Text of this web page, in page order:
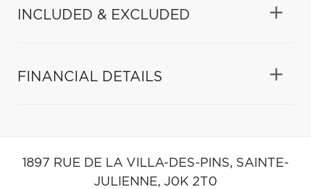
INCLUDED & EXCLUDED
FINANCIAL DETAILS
1897 RUE DE LA VILLA-DES-PINS, SAINTE-
JULIENNE, J0K 2T0